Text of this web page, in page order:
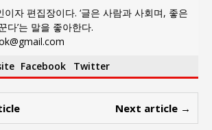
자 편집장이다. ‘글은 사람과 사회며, 좋은
다’는 말을 좋아한다.
Facebook Twitter
Next article →